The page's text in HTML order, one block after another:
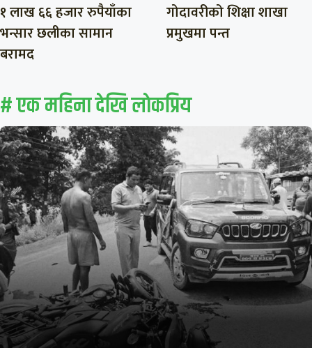
१ लाख ६६ हजार रुपैयाँका
भन्सार छलीका सामान
बरामद
गोदावरीको शिक्षा शाखा
प्रमुखमा पन्त
# एक महिना देखि लाेकप्रिय